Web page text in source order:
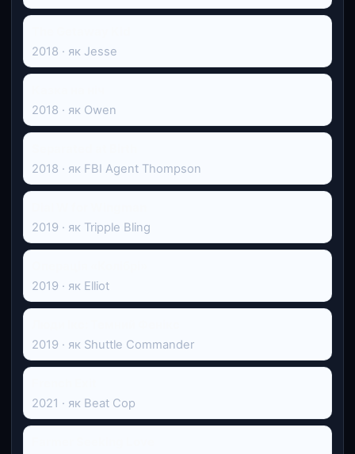
2018 · як Jesse
2018 · як Owen
2018 · як FBI Agent Thompson
2019 · як Tripple Bling
2019 · як Elliot
2019 · як Shuttle Commander
2021 · як Beat Cop